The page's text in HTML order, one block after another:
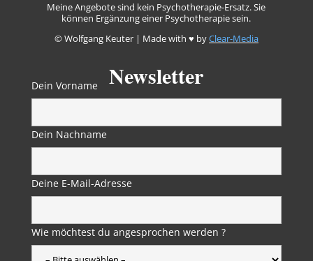
Meine Angebote sind kein Psychotherapie-Ersatz. Sie
können Ergänzung einer Psychotherapie sein.
© Wolfgang Keuter | Made with ♥ byClear-Media
Newsletter
Dein Vorname
Dein Nachname
Deine E-Mail-Adresse
Wie möchtest du angesprochen werden ?